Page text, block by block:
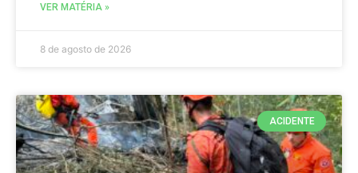
VER MATÉRIA »
8 de agosto de 2026
ACIDENTE